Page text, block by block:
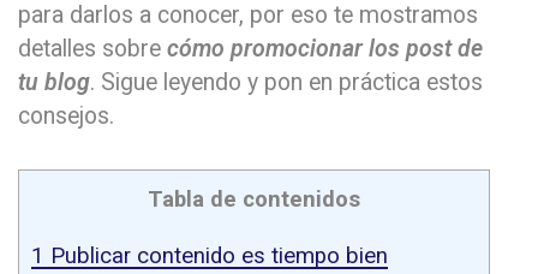
para darlos a conocer, por eso te mostramos
detalles sobre cómo promocionar los post de
tu blog. Sigue leyendo y pon en práctica estos
consejos.
Tabla de contenidos
1 Publicar contenido es tiempo bien